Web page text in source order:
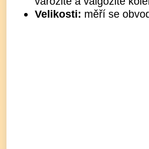
Velikosti: měří se